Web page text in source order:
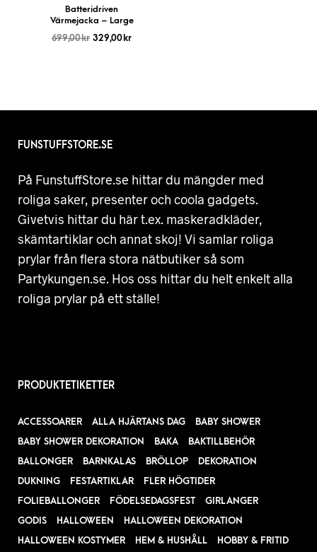
Batteridriven
Värmejacka – Large
699,00kr 329,00 kr
FUNSTUFFSTORE.SE
På FunstuffStore.se hittar du mängder med
roliga saker, presenter och coola gadgets.
Givetvis hittar du här t.ex. maskeradkläder,
skämtartiklar och annat skoj! Vi samlar roliga
prylar från flera stora nätbutiker så som
Partykungen.se. Hos oss hittar du helt enkelt alla
roliga prylar på ett ställe!
PRODUKTETIKETTER
ACCESSOARER ALLA HJÄRTANS DAG
BABY SHOWER
BABY SHOWER DEKORATION
BAKA
BAKTILLBEHÖR
BALLONGER
BARNKALAS BRÖLLOP
DEKORATION
DUKNING
FESTARTIKLAR
FLER HÖGTIDER
FOLIEBALLONGER
FÖDELSEDAGSFEST
GIRLANGER
GODIS
HALLOWEEN
HALLOWEEN DEKORATION
HALLOWEEN KOSTYMER
HEM & HUSHÅLL HOBBY & FRITID